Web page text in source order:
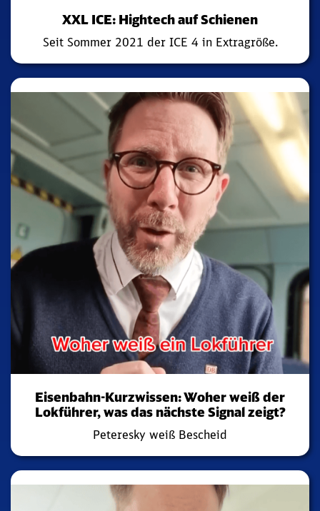
XXL ICE: Hightech auf Schienen
Seit Sommer 2021 der ICE 4 in Extragröße.
Eisenbahn-Kurzwissen: Woher weiß der
Lokführer, was das nächste Signal zeigt?
Peteresky weiß Bescheid